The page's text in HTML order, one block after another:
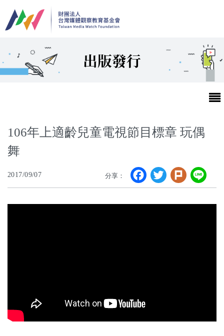
出版發行
第25屆台灣兒童及少年優質節目活動官網
媒體素養
106年上適齡兒童電視節目標章 玩偶
舞
2017/09/07 分享： Facebook
Twitter
Plurk